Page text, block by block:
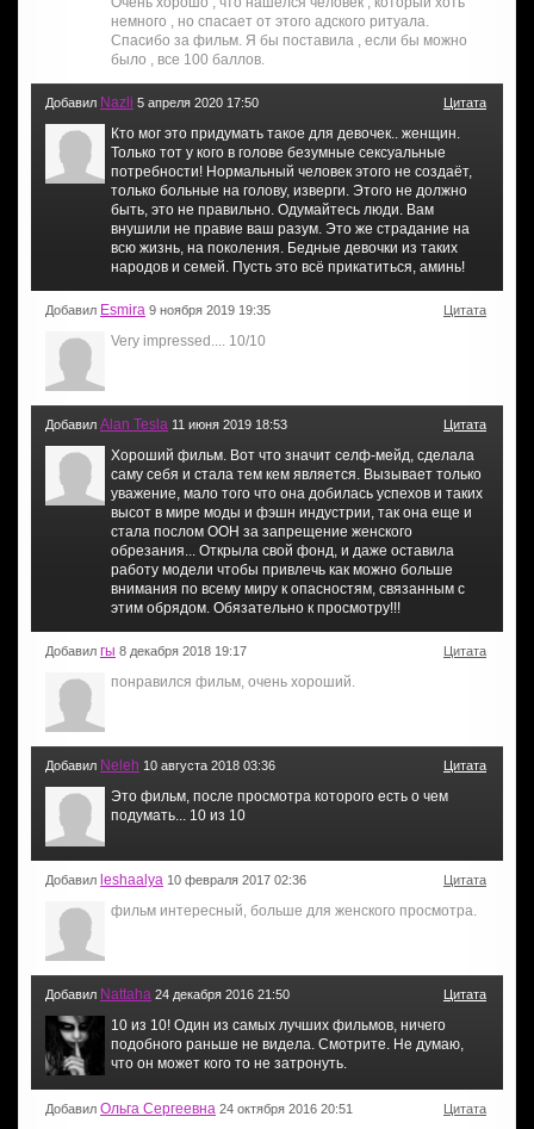
немного , но спасает от этого адского ритуала.
Спасибо за фильм. Я бы поставила , если бы можно
было , все 100 баллов.
Добавил Nazli 5 апреля 2020 17:50 Цитата
Кто мог это придумать такое для девочек.. женщин.
Только тот у кого в голове безумные сексуальные
потребности! Нормальный человек этого не создаёт,
только больные на голову, изверги. Этого не должно
быть, это не правильно. Одумайтесь люди. Вам
внушили не правие ваш разум. Это же страдание на
всю жизнь, на поколения. Бедные девочки из таких
народов и семей. Пусть это всё прикатиться, аминь!
Добавил Esmira 9 ноября 2019 19:35 Цитата
Very impressed.... 10/10
Добавил Alan Tesla 11 июня 2019 18:53 Цитата
Хороший фильм. Вот что значит селф-мейд, сделала
саму себя и стала тем кем является. Вызывает только
уважение, мало того что она добилась успехов и таких
высот в мире моды и фэшн индустрии, так она еще и
стала послом ООН за запрещение женского
обрезания... Открыла свой фонд, и даже оставила
работу модели чтобы привлечь как можно больше
внимания по всему миру к опасностям, связанным с
этим обрядом. Обязательно к просмотру!!!
Добавил гы 8 декабря 2018 19:17 Цитата
понравился фильм, очень хороший.
Добавил Neleh 10 августа 2018 03:36 Цитата
Это фильм, после просмотра которого есть о чем
подумать... 10 из 10
Добавил leshaalya 10 февраля 2017 02:36 Цитата
фильм интересный, больше для женского просмотра.
Добавил Nattaha 24 декабря 2016 21:50 Цитата
10 из 10! Один из самых лучших фильмов, ничего
подобного раньше не видела. Смотрите. Не думаю,
что он может кого то не затронуть.
Добавил Ольга Сергеевна 24 октября 2016 20:51 Цитата